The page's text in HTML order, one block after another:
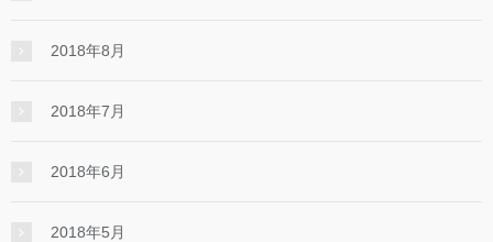
2018年8月
2018年7月
2018年6月
2018年5月